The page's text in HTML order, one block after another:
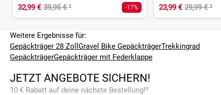
32,99 € 39,95 €¹ -17% 23,99 € 29,99 €¹
Weitere Ergebnisse für:
Gepäckträger 28 Zoll Gravel Bike GepäckträgerTrekkingrad
GepäckträgerGepäckträger mit Federklappe
JETZT ANGEBOTE SICHERN!
10 € Rabatt auf deine nächste Bestellung!³